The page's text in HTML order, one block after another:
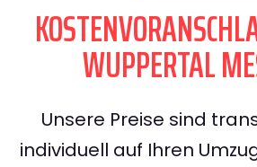
WUPPERTAL
Unsere Preise sind
individuell auf Ihren